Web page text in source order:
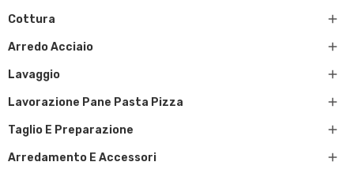
Cottura 
Arredo Acciaio 
Lavaggio 
Lavorazione Pane Pasta Pizza 
Taglio E Preparazione 
Arredamento E Accessori 